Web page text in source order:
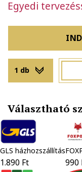
Egyedi
1 db
Választható
GLS házhozszállítás
1.890 Ft 990